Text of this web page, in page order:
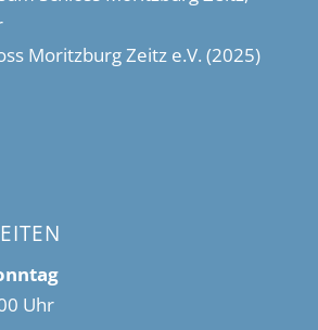
Moritzburg Zeitz e.V. (2025)
Uhr